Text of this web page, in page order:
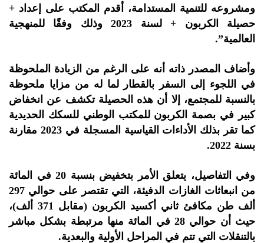
ومشروعه للتنمية المستدامة، أقدم المكتب على إعداد +
حصيلة الكربون + لسنة 2023 وذلك وفقًا للمنهجية
العالمية”.
وأضاف المصدر ذاته أنه على الرغم من الزيادة الملحوظة
في اللجوء إلى السفر بالقطار لما له من مزايا ملحوظة
بالنسبة للمجتمع، إلا أن هذه الحصيلة تكشف عن انخفاض
كبير في بصمة الكربون للمكتب الوطني للسكك الحديدية
كما تقر بذلك الأداءات القياسية المسجلة في 2023 مقارنة
بسنة 2022.
وفي التفاصيل، يتعلق الأمر بتخفيض بنسبة 20 في المائة
من انبعاثات الغازات الدفيئة، التي تقتصر على حوالي 297
ألف طن مكافئ ثاني أكسيد الكربون (مقابل 371 ألف)،
حيث أن حوالي 28 في المائة منها مرتبطة بشكل مباشر
بالتنقلات التي تتم في المراحل الأولية والبعدية.